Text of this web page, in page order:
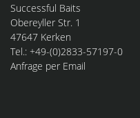
Successful Baits
Obereyller Str. 1
47647 Kerken
Tel.: +49-(0)2833-57197-0
Anfrage per Email